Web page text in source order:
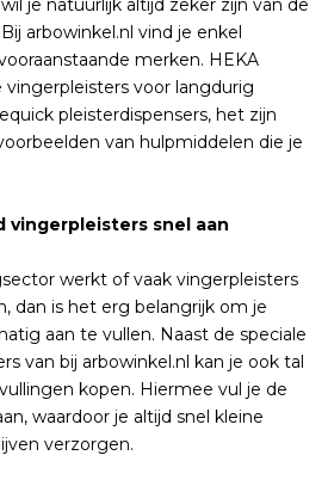
je natuurlijk altijd zeker zijn van de
arbowinkel.nl vind je enkel
merken. HEKA
voor langdurig
pleisterdispensers, het zijn
van hulpmiddelen die je
vingerpleisters snel aan
werkt of vaak vingerpleisters
dan is het erg belangrijk om je
aan te vullen. Naast de speciale
van bij arbowinkel.nl kan je ook tal
kopen. Hiermee vul je de
waardoor je altijd snel kleine
verzorgen.